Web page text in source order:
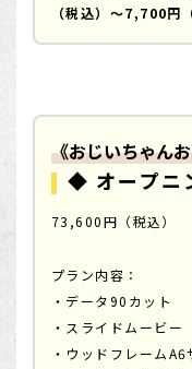
（税込）～7,700円
《おじいちゃん
◆ オープニ
73,600円（税込）
プラン内容：
・データ90カット
・スライドムービー
・ウッドフレーム